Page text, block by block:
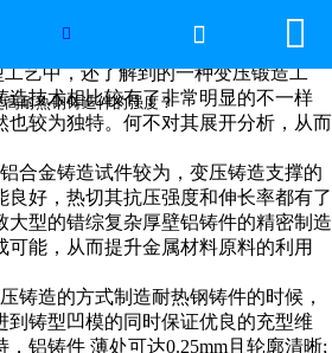
网站首页
2026年国际足联世界杯
服务优势
工程案例

高耐热钢铸造件的强度？
 
铸造件的强度？
中，还了解到的一种变压锻造工
造技术相比较有了非常明显的不一样
也较为独特。何不对其展开分析，从而
金铸造试件较为，变压铸造支撑的
良好，热切其抗压强度和伸长率都有了
大型的错综复杂厚壁铝铸件的精密制造
可能，从而提升金属材料原料的利用
造的方式制造耐热钢铸件的时候，
到铸型凹模的同时保证优良的充型维
铝铸件 薄处可达0.25mm且轮廓清晰;